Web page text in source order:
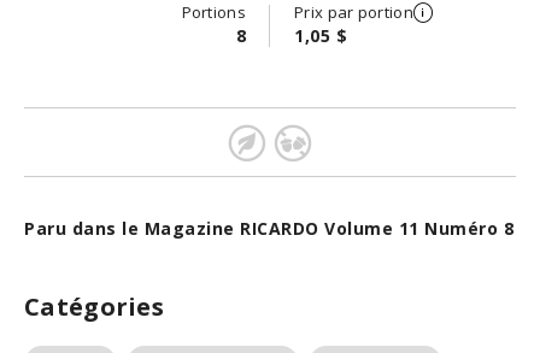
Portions
8
Prix par portion
1,05 $
Paru dans le Magazine RICARDO Volume 11 Numéro 8
Catégories